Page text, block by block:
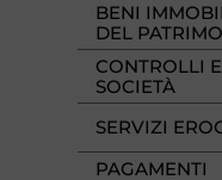
BENI
DEL
CONTROLLI
SOCIETÀ
SERVIZI
PAGAMENTI